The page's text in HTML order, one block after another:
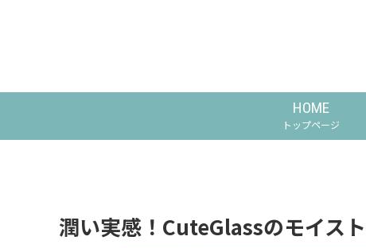
HOME
トップページ
潤い実感！CuteGlassのモイス